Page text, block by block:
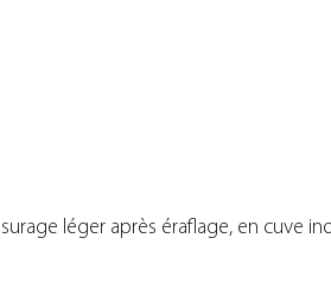
léger après éraflage, en cuve